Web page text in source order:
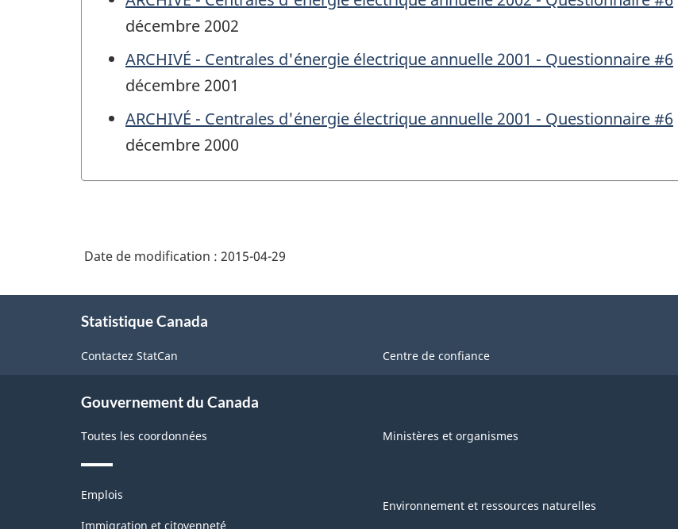
décembre 2002
ARCHIVÉ - Centrales d'énergie électrique annuelle 2001 - Questionnaire #6
décembre 2001
ARCHIVÉ - Centrales d'énergie électrique annuelle 2001 - Questionnaire #6
décembre 2000
Date de modification : 2015-04-29
Statistique Canada
Contactez StatCan Centre de confiance
Gouvernement du Canada
Toutes les coordonnées Ministères et organismes
Thèmes
sujets
Emplois
Immigration et citoyenneté
Environnement et ressources naturelles